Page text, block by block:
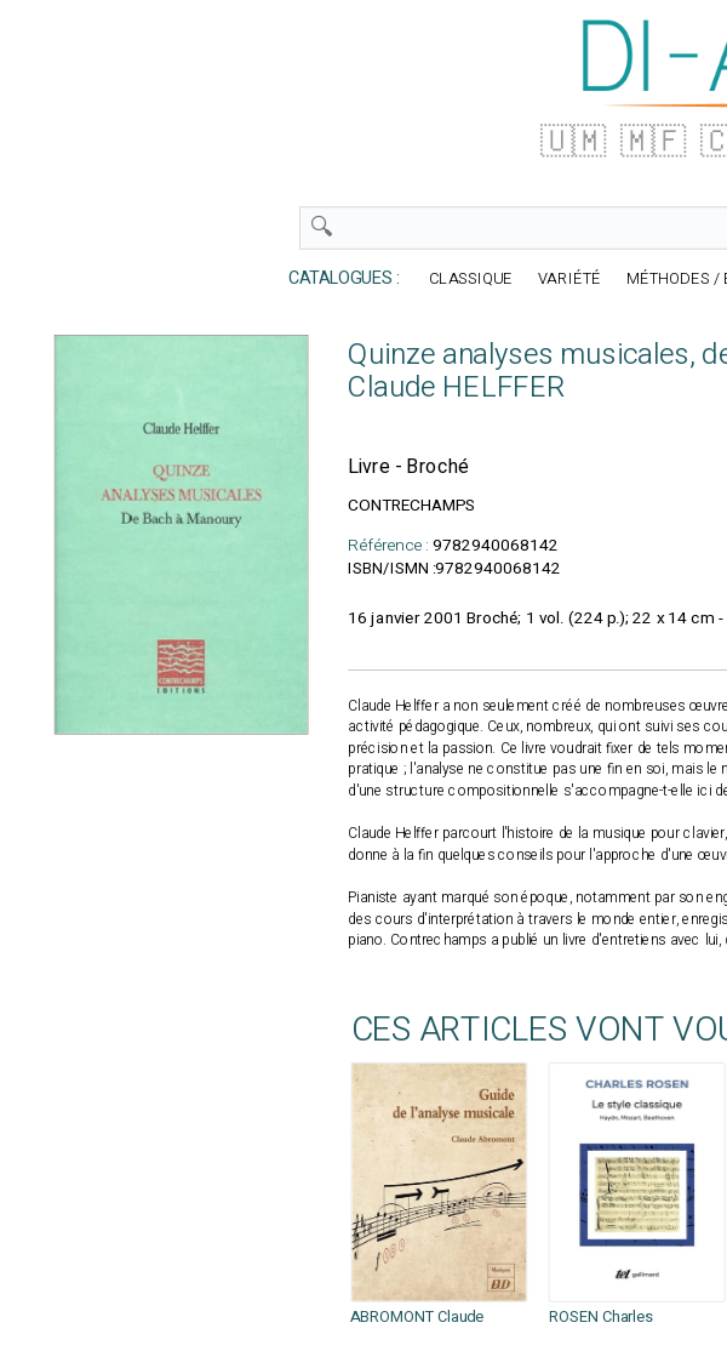
🇺🇲 🇲🇫
CATALOGUES : CLASSIQUE VARIÉTÉ MÉTHODES /
Quinze analyses musicales,
Claude HELFFER
Livre - Broché
CONTRECHAMPS
Référence : 9782940068142
ISBN/ISMN :9782940068142
16 janvier 2001 Broché; 1 vol. (224 p.); 22 x 14 cm -
Claude Helffer a non seulement créé de nombreuses
activité pédagogique. Ceux, nombreux, qui ont suivi ses
précision et la passion. Ce livre voudrait fixer de tels
pratique ; l'analyse ne constitue pas une fin en soi, mais
d'une structure compositionnelle s'accompagne-t-elle ici
Claude Helffer parcourt l'histoire de la musique pour
donne à la fin quelques conseils pour l'approche d'une
Pianiste ayant marqué son époque, notamment par son
des cours d'interprétation à travers le monde entier,
piano. Contrechamps a publié un livre d'entretiens avec
CES ARTICLES VONT
ABROMONT Claude ROSEN Charles